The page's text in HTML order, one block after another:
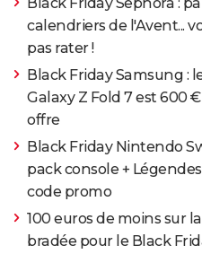
calendriers de l'Avent...
pas rater !
Black Friday Samsung :
Galaxy Z Fold 7 est 600
offre
Black Friday Nintendo
pack console +
code promo
100 euros de moins sur
bradée pour le Black